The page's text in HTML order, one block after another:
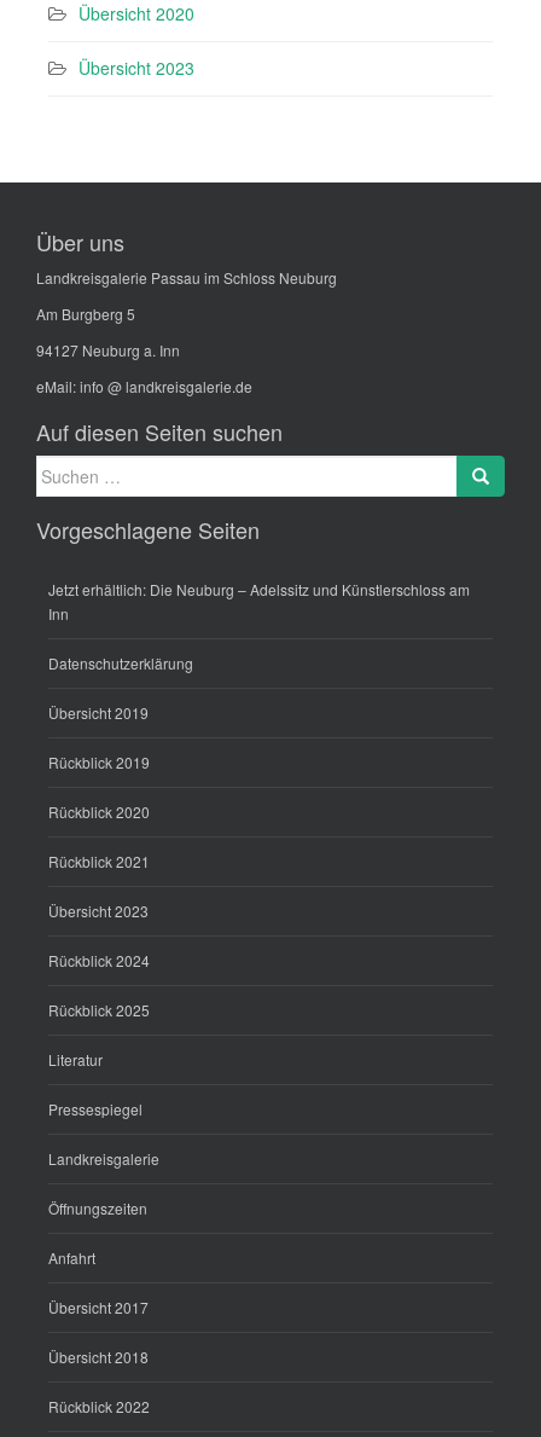
Übersicht 2020
Übersicht 2023
Über uns
Landkreisgalerie Passau im Schloss Neuburg
Am Burgberg 5
94127 Neuburg a. Inn
eMail:info @ landkreisgalerie.de
Auf diesen Seiten suchen
Suche
nach:
Search
Vorgeschlagene Seiten
Jetzt erhältlich: Die Neuburg – Adelssitz und Künstlerschloss am
Inn
Datenschutzerklärung
Übersicht 2019
Rückblick 2019
Rückblick 2020
Rückblick 2021
Übersicht 2023
Rückblick 2024
Rückblick 2025
Literatur
Pressespiegel
Landkreisgalerie
Öffnungszeiten
Anfahrt
Übersicht 2017
Übersicht 2018
Rückblick 2022